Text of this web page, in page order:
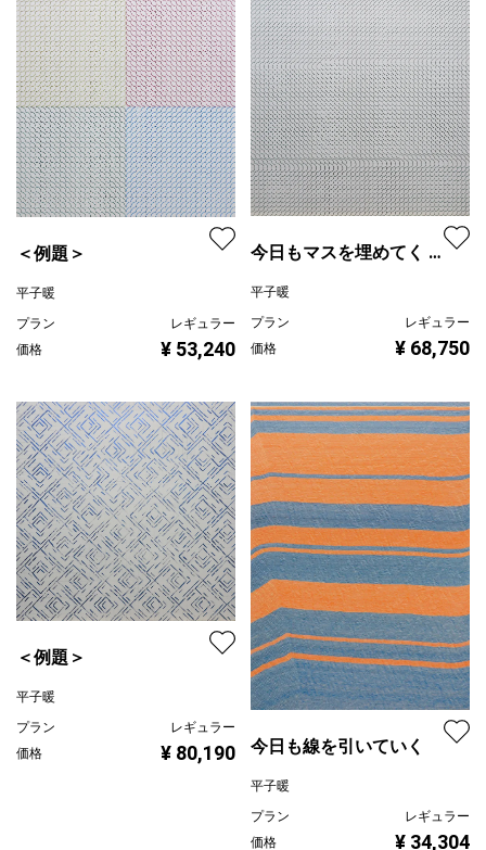
＜例題＞
平子暖
プラン
レギュラー
価格
¥ 53,240
今日もマスを埋めてく ・
に4つの図像を交互に埋
めていく
平子暖
プラン
レギュラー
価格
¥ 68,750
＜例題＞
平子暖
プラン
レギュラー
価格
¥ 80,190 今日も線を引いていく
平子暖
プラン
レギュラー
価格
¥ 34,304